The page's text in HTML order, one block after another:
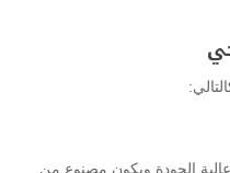
عالية الجودة ويكون مصنوع من